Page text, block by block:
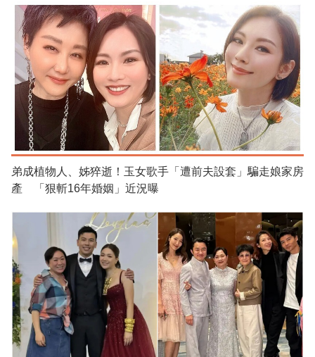
弟成植物人、姊猝逝！玉女歌手「遭前夫設套」騙走娘家房
產 「狠斬16年婚姻」近況曝